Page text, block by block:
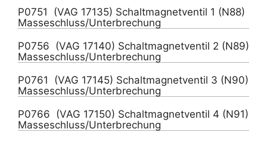
P0751 (VAG 17135) Schaltmagnetventil 1 (N88)
Masseschluss/Unterbrechung
P0756 (VAG 17140) Schaltmagnetventil 2 (N89)
Masseschluss/Unterbrechung
P0761 (VAG 17145) Schaltmagnetventil 3 (N90)
Masseschluss/Unterbrechung
P0766 (VAG 17150) Schaltmagnetventil 4 (N91)
Masseschluss/Unterbrechung